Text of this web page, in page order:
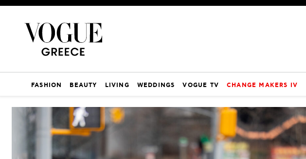
FASHION BEAUTY LIVING WEDDINGS VOGUE TV CHANGE MAKERS IV